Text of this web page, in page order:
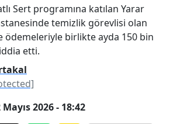
Sert programına katılan Yarar
temizlik görevlisi olan
ödemeleriyle birlikte ayda 150 bin
iddia etti.
2026 - 18:42